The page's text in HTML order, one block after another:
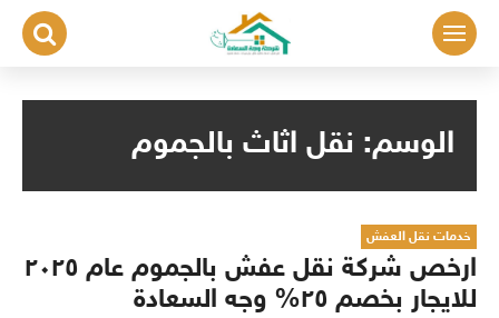
التجاوز
المحتوى
الوسم: نقل اثاث بالجموم
خدمات نقل العفش
ارخص شركة نقل عفش بالجموم عام ٢٠٢٥
للايجار بخصم ٢٥% وجه السعادة